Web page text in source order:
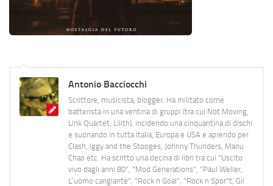
Antonio Bacciocchi
Scrittore, musicista, blogger. Ha militato come
batterista in una ventina di gruppi (tra cui Not Moving,
Link Quartet, Lilith), incidendo una cinquantina di dischi
e suonando in tutta Italia, Europa e USA e aprendo per
Clash, Iggy and the Stooges, Johnny Thunders, Manu
Chao etc. Ha scritto una decina di libri tra cui "Uscito
vivo dagli anni 80", "Mod Generations", "Paul Weller,
L’uomo cangiante", "Rock n Goal", "Rock n Spor"t, Gil